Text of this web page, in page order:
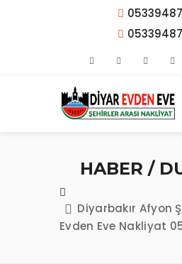
HABER /
Diyarbakır Afyon
Evden Eve Nakliyat